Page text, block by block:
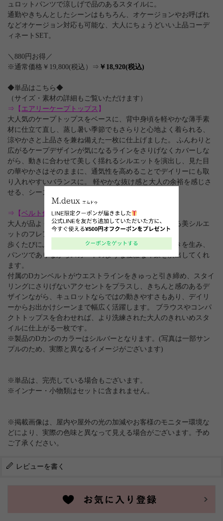
ュロットパンツで涼しげで品のあるスタイルに。
通勤やきちんとしたシーンはもちろん、オケージョンやお呼ばれ
などオケージョン対応も可能な、大人にちょうどいい上品コーデ
ィネートSET。
＼880円お得／
※通常価格￥19,800(税込）⇒ ￥18,920(税込)
◆単品はこちら◆
（サイズ・素材の詳細もご覧いただけます）
⇒【 エアリーケープトップス 】
大人気のケープトップスをベースに、背中身頃を軽やかな薄手素
材に仕立て直し、蒸し暑い季節でもさらりと心地よく着られる、
涼やかさと上品さを兼ね備えた一枚に仕上げました。 ふんわりと
広がるケープデザインが気になるラインをさりげなくカバーしな
がら、動きに合わせて美しく揺れるシルエットを演出し、見た目
の華やかさはそのままに、通気性を高めることでデイリーにも取
り入れやすいバランスに。 軽やかな抜け感と大人の余裕を感じさ
せる、シーズンムード高まるケープトップスです。
⇒【 ベルト付きフレアキュロット】
大人が品よく履ける、上品さと女性らしさを引き立てる美シルエ
ットのフレアキュロット。
歩くたびにふわりと揺れるフレアラインが軽やかな動きを生み、
パンツでありながらスカートのような優雅な印象を演出してくれ
ます。
付属のDカンベルトがウエストラインをきゅっと引き締め、スタイ
リングにさりげないアクセントをプラスし、きちんと感のあるデ
ザインながら、キュロットならではの動きやすさもあり、デイリ
ーからお出かけシーンまで幅広く活躍します。 ブラウスやコンパ
クトトップスを合わせれば、より洗練された大人のきれいめスタ
イルに仕上がる一枚です。
※製品のDカンのカラーはシルバーとなります。(写真は一部サン
プルのため、実際と異なるイメージがございます)
※単品は、完売している場合もございます。
※インナー・小物類はセットに含まれません。
※掲載画像は、屋内や屋外の光の加減やお客様のモニター環境な
どにより、実際の色味と異なって見える場合がございます。予め
ご了承ください。
レビューを書く